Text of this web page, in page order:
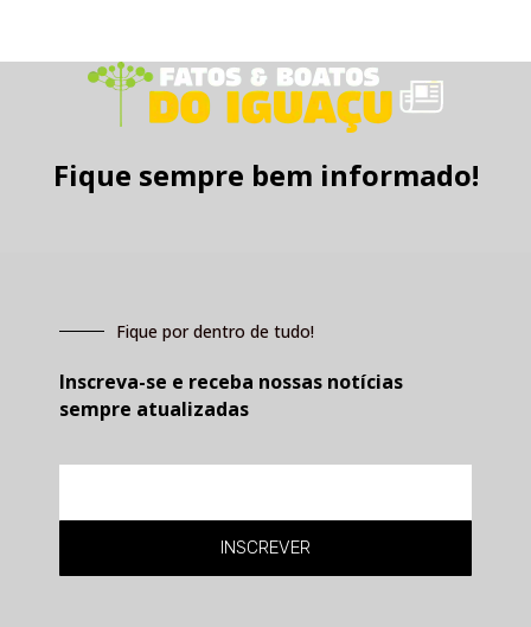
Fique sempre bem informado!
Fique por dentro de tudo!
Inscreva-se e receba nossas notícias
sempre atualizadas
INSCREVER